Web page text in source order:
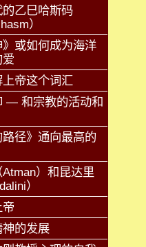
乙巳哈斯码
）
》或如何成为海洋
帝这个词汇
— 和宗教的活动和
路径》通向最高的
Atman）和昆达里
）
的发展